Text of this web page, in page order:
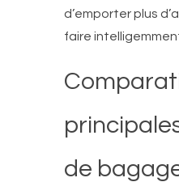
d’emporter plus
faire
de